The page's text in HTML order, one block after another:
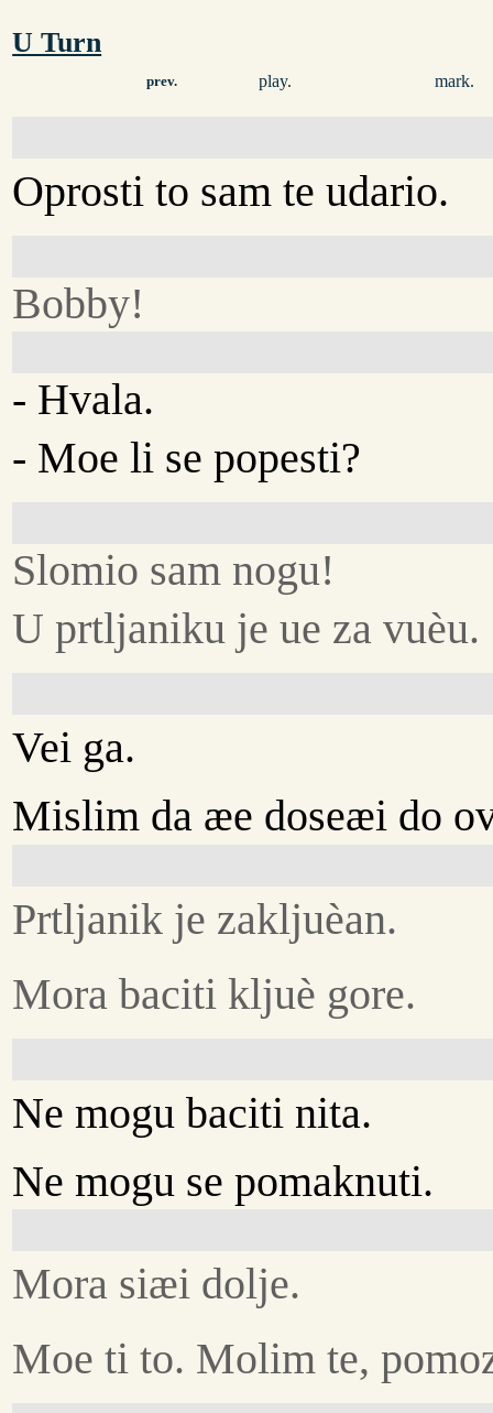
U Turn
prev. play. mark.
Oprosti to sam te udario.
Bobby!
- Hvala.
- Moe li se popesti?
Slomio sam nogu!
U prtljaniku je ue za vuèu.
Vei ga.
Mislim da æe doseæi do
Prtljanik je zakljuèan.
Mora baciti kljuè gore.
Ne mogu baciti nita.
Ne mogu se pomaknuti.
Mora siæi dolje.
Moe ti to. Molim te,